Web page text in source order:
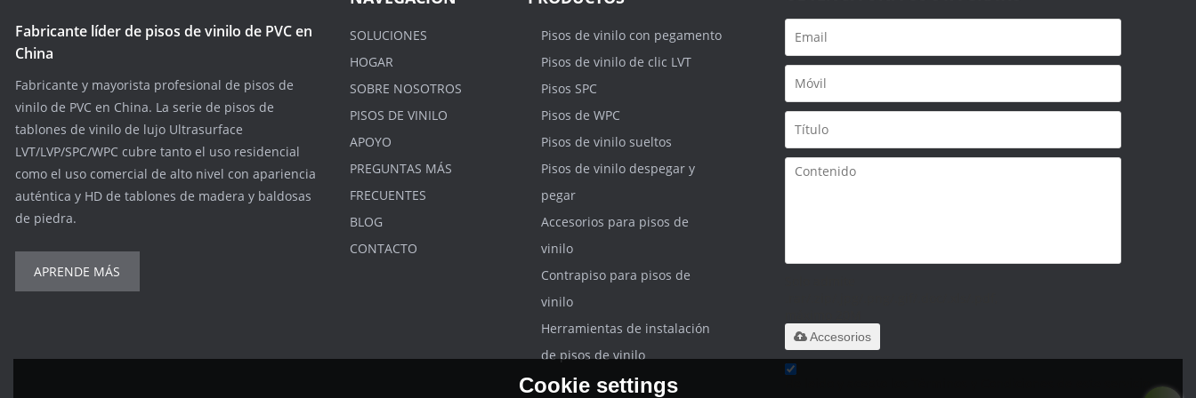
Fabricante líder de pisos de vinilo de PVC en
China
Fabricante y mayorista profesional de pisos de
vinilo de PVC en China. La serie de pisos de
tablones de vinilo de lujo Ultrasurface
LVT/LVP/SPC/WPC cubre tanto el uso residencial
como el uso comercial de alto nivel con apariencia
auténtica y HD de tablones de madera y baldosas
de piedra.
APRENDE MÁS
SOLUCIONES
HOGAR
SOBRE NOSOTROS
PISOS DE VINILO
APOYO
PREGUNTAS MÁS
FRECUENTES
BLOG
CONTACTO
Pisos de vinilo con pegamento
Pisos de vinilo de clic LVT
Pisos SPC
Pisos de WPC
Pisos de vinilo sueltos
Pisos de vinilo despegar y
pegar
Accesorios para pisos de
vinilo
Contrapiso para pisos de
vinilo
Herramientas de instalación
de pisos de vinilo
Accesorios
Cookie settings